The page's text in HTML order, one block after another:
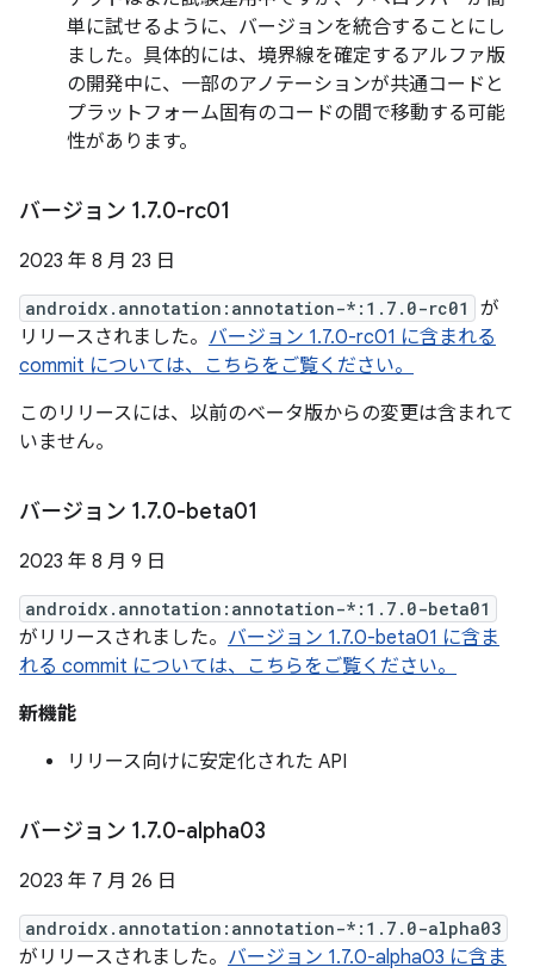
単に試せるように、バージョンを統合することにし
ました。具体的には、境界線を確定するアルファ版
の開発中に、一部のアノテーションが共通コードと
プラットフォーム固有のコードの間で移動する可能
性があります。
バージョン 1.7.0-rc01
2023 年 8 月 23 日
androidx.annotation:annotation-*:1.7.0-rc01
が
リリースされました。 バージョン 1.7.0-rc01 に含まれる
commit については、こちらをご覧ください。
このリリースには、以前のベータ版からの変更は含まれて
いません。
バージョン 1.7.0-beta01
2023 年 8 月 9 日
androidx.annotation:annotation-*:1.7.0-beta01
がリリースされました。 バージョン 1.7.0-beta01 に含ま
れる commit については、こちらをご覧ください。
新機能
リリース向けに安定化された API
バージョン 1.7.0-alpha03
2023 年 7 月 26 日
androidx.annotation:annotation-*:1.7.0-alpha03
がリリースされました。 バージョン 1.7.0-alpha03 に含ま